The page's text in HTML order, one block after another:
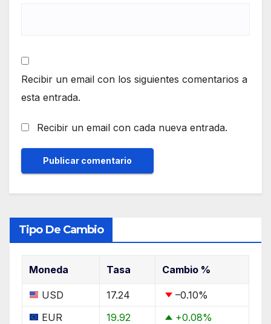
Recibir un email con los siguientes comentarios a
esta entrada.
Recibir un email con cada nueva entrada.
Tipo De Cambio
Moneda Tasa Cambio %
USD 17.24 –0.10%
EUR
19.92 +0.08%